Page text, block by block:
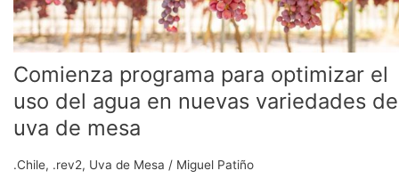
Comienza programa para optimizar el
uso del agua en nuevas variedades de
uva de mesa
.Chile, .rev2, Uva de Mesa / Miguel Patiño
de
uva
de
mesa